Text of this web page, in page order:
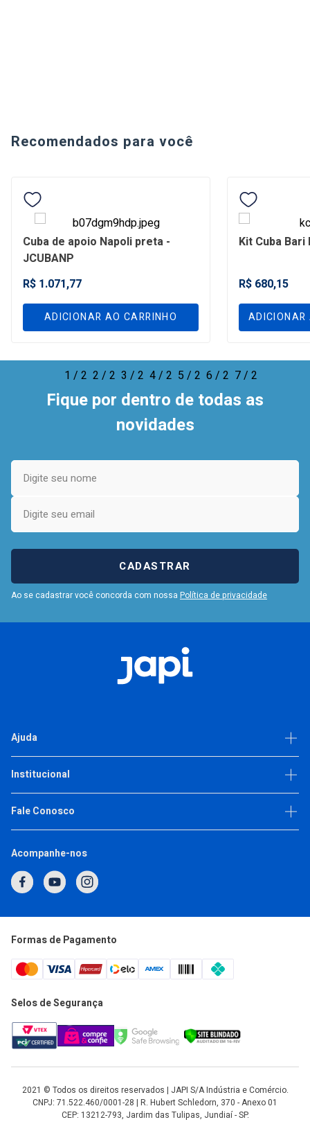
Recomendados para você
Cuba de apoio Napoli preta -
JCUBANP
R$ 1.071,77
ADICIONAR AO CARRINHO
Kit Cuba Bari
R$ 680,15
ADICIONAR
1 / 2 2 / 2 3 / 2 4 / 2 5 / 2 6 / 2 7 / 2
Fique por dentro de todas as
novidades
CADASTRAR
Ao se cadastrar você concorda com nossa Política de privacidade
Ajuda
Política de privacidade
Institucional
Fale Conosco
Horário de Atendimento
Segunda a Quinta: 7h às 17h
Acompanhe-nos
Formas de Pagamento
Selos de Segurança
2021 © Todos os direitos reservados | JAPI S/A Indústria e Comércio.
CNPJ: 71.522.460/0001-28 | R. Hubert Schledorn, 370 - Anexo 01
CEP: 13212-793, Jardim das Tulipas, Jundiaí - SP.